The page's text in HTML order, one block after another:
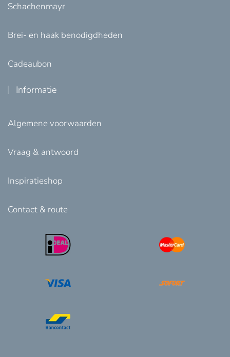
Schachenmayr
Brei- en haak benodigdheden
Cadeaubon
Informatie
Algemene voorwaarden
Vraag & antwoord
Inspiratieshop
Contact & route